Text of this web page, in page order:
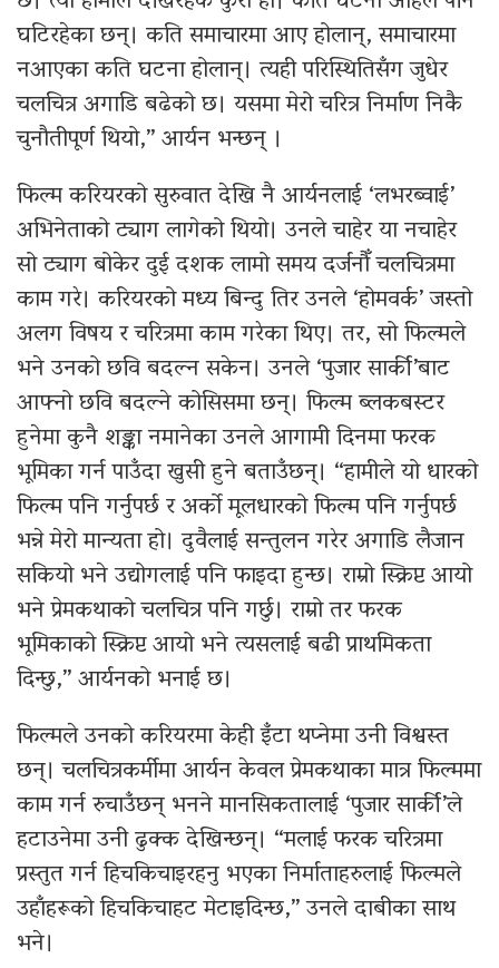
घटिरहेका छन्। कति समाचारमा आए होलान्, समाचारमा
नआएका कति घटना होलान्। त्यही परिस्थितिसँग जुधेर
चलचित्र अगाडि बढेको छ। यसमा मेरो चरित्र निर्माण निकै
चुनौतीपूर्ण थियो,” आर्यन भन्छन् ।
फिल्म करियरको सुरुवात देखि नै आर्यनलाई ‘लभरब्वाई’
अभिनेताको ट्याग लागेको थियो। उनले चाहेर या नचाहेर
सो ट्याग बोकेर दुई दशक लामो समय दर्जनौँ चलचित्रमा
काम गरे। करियरको मध्य बिन्दु तिर उनले ‘होमवर्क’ जस्तो
अलग विषय र चरित्रमा काम गरेका थिए। तर, सो फिल्मले
भने उनको छवि बदल्न सकेन। उनले ‘पुजार सार्की’बाट
आफ्नो छवि बदल्ने कोसिसमा छन्। फिल्म ब्लकबस्टर
हुनेमा कुनै शङ्का नमानेका उनले आगामी दिनमा फरक
भूमिका गर्न पाउँदा खुसी हुने बताउँछन्। “हामीले यो धारको
फिल्म पनि गर्नुपर्छ र अर्को मूलधारको फिल्म पनि गर्नुपर्छ
भन्ने मेरो मान्यता हो। दुवैलाई सन्तुलन गरेर अगाडि लैजान
सकियो भने उद्योगलाई पनि फाइदा हुन्छ। राम्रो स्क्रिप्ट आयो
भने प्रेमकथाको चलचित्र पनि गर्छु। राम्रो तर फरक
भूमिकाको स्क्रिप्ट आयो भने त्यसलाई बढी प्राथमिकता
दिन्छु,” आर्यनको भनाई छ।
फिल्मले उनको करियरमा केही इँटा थप्नेमा उनी विश्वस्त
छन्। चलचित्रकर्मीमा आर्यन केवल प्रेमकथाका मात्र फिल्ममा
काम गर्न रुचाउँछन् भनने मानसिकतालाई ‘पुजार सार्की’ले
हटाउनेमा उनी ढुक्क देखिन्छन्। “मलाई फरक चरित्रमा
प्रस्तुत गर्न हिचकिचाइरहनु भएका निर्माताहरुलाई फिल्मले
उहाँहरूको हिचकिचाहट मेटाइदिन्छ,” उनले दाबीका साथ
भने।